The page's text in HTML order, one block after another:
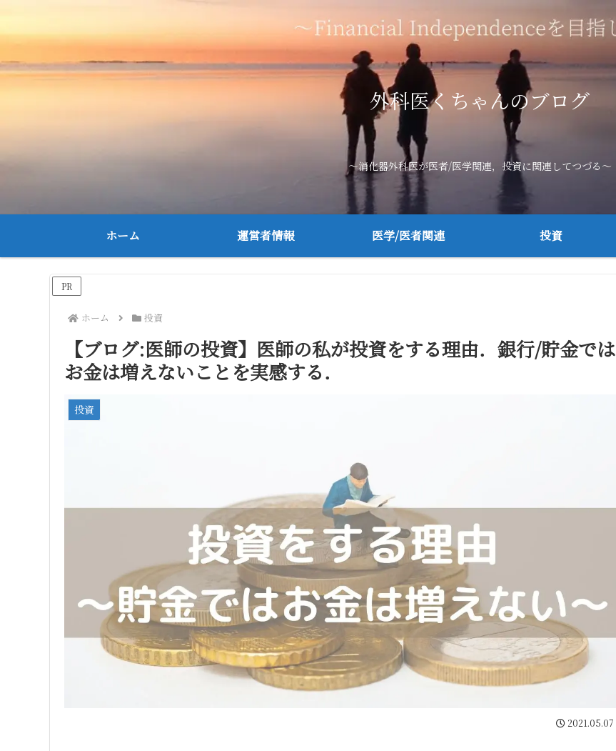
外科医くちゃんのブログ
～消化器外科医が医者/医学関連，投資に関連してつづる～
ホーム 運営者情報 医学/医者関連 投資
PR
ホーム 投資
【ブログ:医師の投資】医師の私が投資をする理由．銀行/貯金では
お金は増えないことを実感する．
投資
2021.05.07